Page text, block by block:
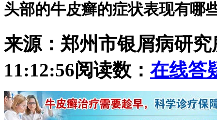
头部的牛皮癣的症状表现有哪
来源：郑州市银屑病研究
11:12:56阅读数： 在线答